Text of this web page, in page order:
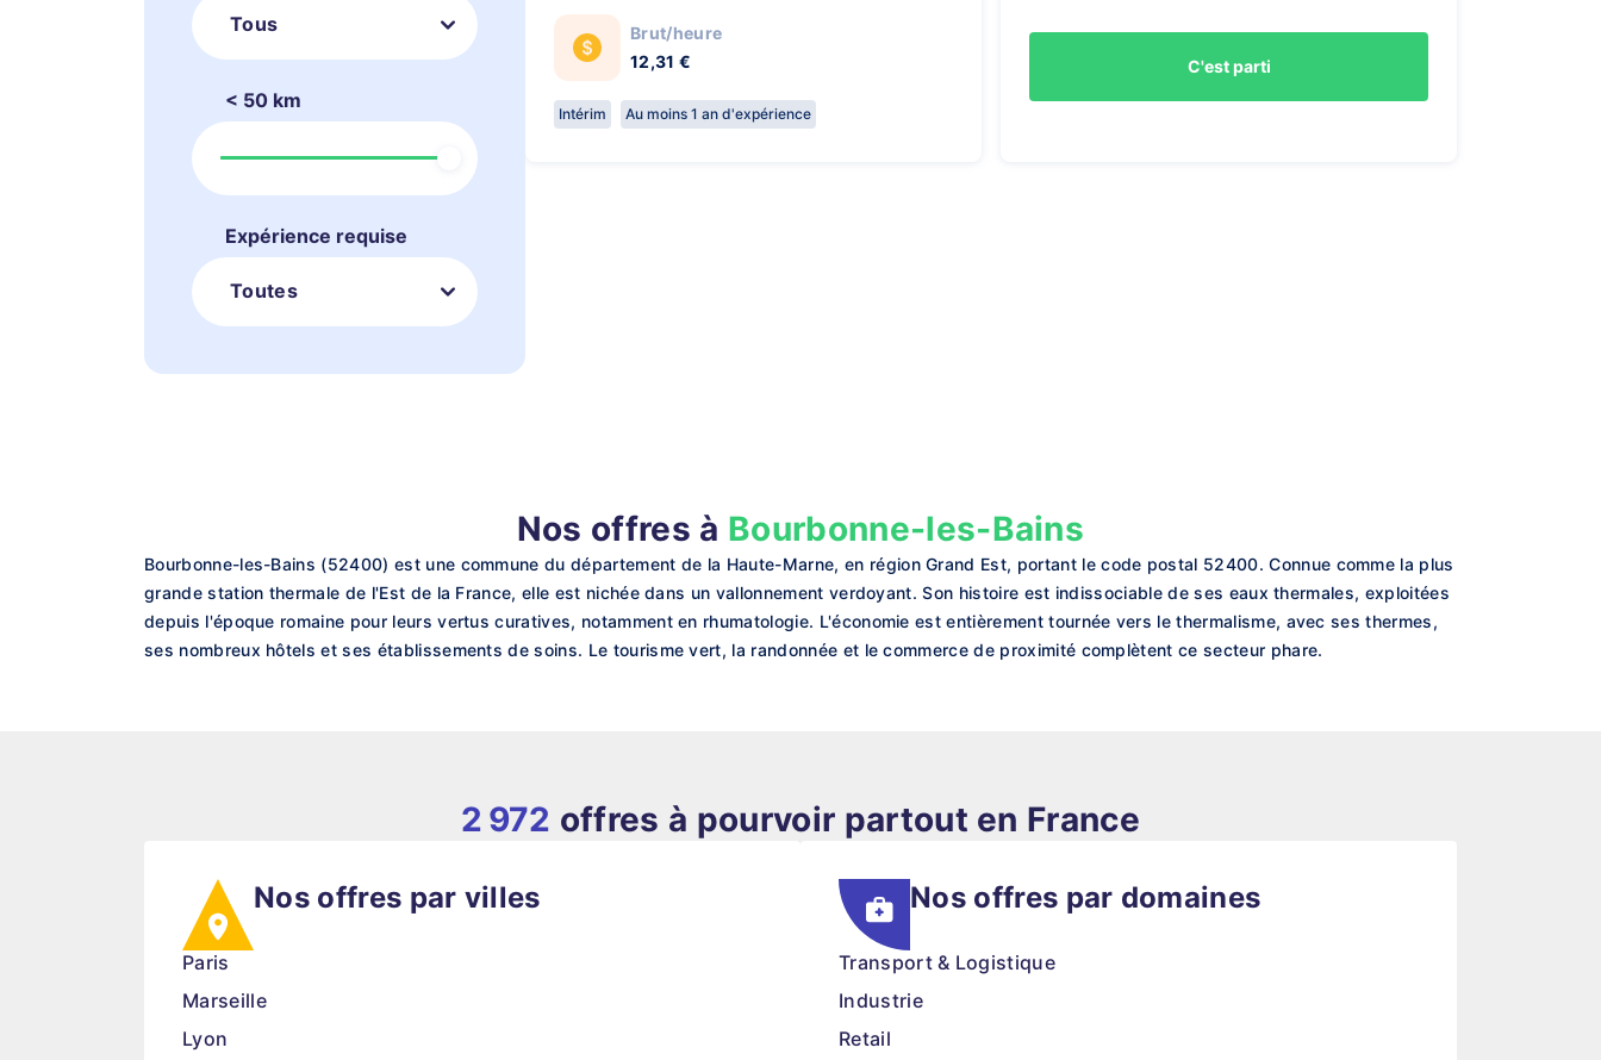
Tous
< 50 km
Expérience requise
Toutes
Brut/heure
12,31 €
Intérim Au moins 1 an d'expérience
C'est parti
Nos offres à Bourbonne-les-Bains
Bourbonne-les-Bains (52400) est une commune du département de la Haute-Marne, en région Grand Est, portant le code postal 52400. Connue comme la plus
grande station thermale de l'Est de la France, elle est nichée dans un vallonnement verdoyant. Son histoire est indissociable de ses eaux thermales, exploitées
depuis l'époque romaine pour leurs vertus curatives, notamment en rhumatologie. L'économie est entièrement tournée vers le thermalisme, avec ses thermes,
ses nombreux hôtels et ses établissements de soins. Le tourisme vert, la randonnée et le commerce de proximité complètent ce secteur phare.
2 972 offres à pourvoir partout en France
Nos offres par villes
Paris
Marseille
Lyon
Nos offres par domaines
Transport & Logistique
Industrie
Retail